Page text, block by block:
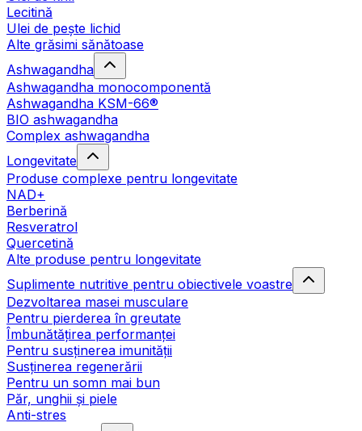
Lecitină
Ulei de pește lichid
Alte grăsimi sănătoase
Ashwagandha
Ashwagandha monocomponentă
Ashwagandha KSM-66®
BIO ashwagandha
Complex ashwagandha
Longevitate
Produse complexe pentru longevitate
NAD+
Berberină
Resveratrol
Quercetină
Alte produse pentru longevitate
Suplimente nutritive pentru obiectivele voastre
Dezvoltarea masei musculare
Pentru pierderea în greutate
Îmbunătățirea performanței
Pentru susținerea imunității
Susținerea regenerării
Pentru un somn mai bun
Păr, unghii și piele
Anti-stres